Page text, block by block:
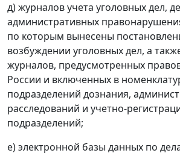
д) журналов учета уголовных дел,
административных
по которым вынесены
возбуждении уголовных дел, а
журналов, предусмотренных
России и включенных в
подразделений дознания,
расследований и учетно-
подразделений;
е) электронной базы данных по